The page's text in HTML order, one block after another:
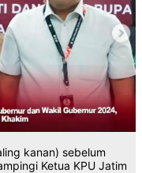
kanan) sebelum
Ketua KPU Jatim